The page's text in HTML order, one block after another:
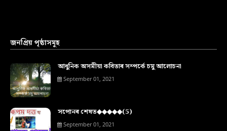
জনপ্ৰিয় পৃষ্ঠাসমূহ
আধুনিক অসমীয়া কবিতাৰ সম্পৰ্কে চমু আলোচনা
September 01, 2021
সপোনৰ শেষত◆◆◆◆◆(5)
September 01, 2021